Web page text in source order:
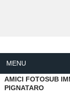
MENU
AMICI FOTOSUB
PIGNATARO